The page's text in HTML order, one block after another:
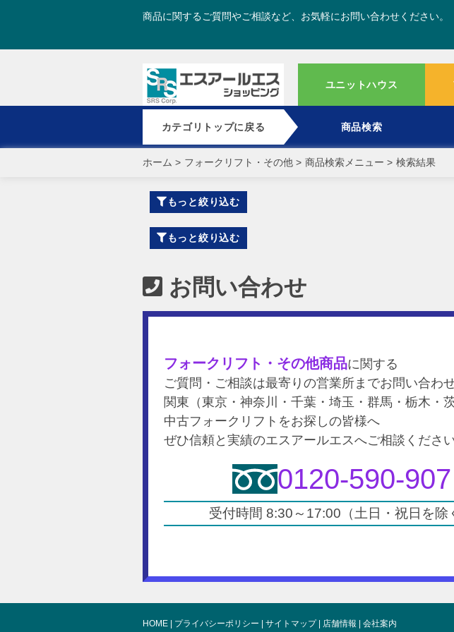
商品に関するご質問やご相談など、お気軽にお問い合わせください。
ユニットハウス
カテゴリトップに戻る 商品検索
ホーム > フォークリフト・その他 > 商品検索メニュー > 検索結果
もっと絞り込む
もっと絞り込む
お問い合わせ
フォークリフト・その他商品に関する
ご質問・ご相談は最寄りの営業所までお問い合わ
関東（東京・神奈川・千葉・埼玉・群馬・栃木・
中古フォークリフトをお探しの皆様へ
ぜひ信頼と実績のエスアールエスへご相談ください
0120-590-907
受付時間 8:30～17:00（土日・祝日を除
HOME プライバシーポリシー サイトマップ| 店舗情報 会社案内